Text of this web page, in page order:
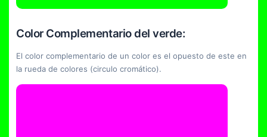
Color Complementario del verde:
El color complementario de un color es el opuesto de este en
la rueda de colores (circulo cromático).